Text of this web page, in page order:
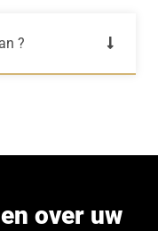
?
over uw